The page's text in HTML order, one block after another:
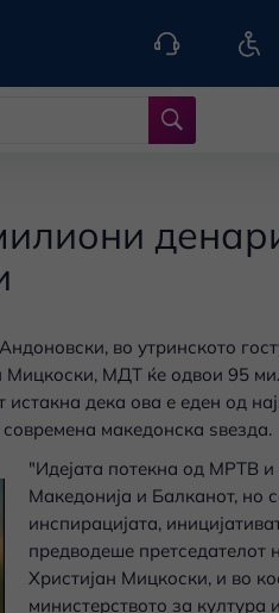
во утринското
Мицкоски, МДТ ќе одвои 95
дека ова е еден од
македонска ѕвезда.
"Идејата потекна од МРТВ
Македонија и Балканот, но
инспирацијата,
предводеше претседателот
Христијан Мицкоски, и во
министерството за култура